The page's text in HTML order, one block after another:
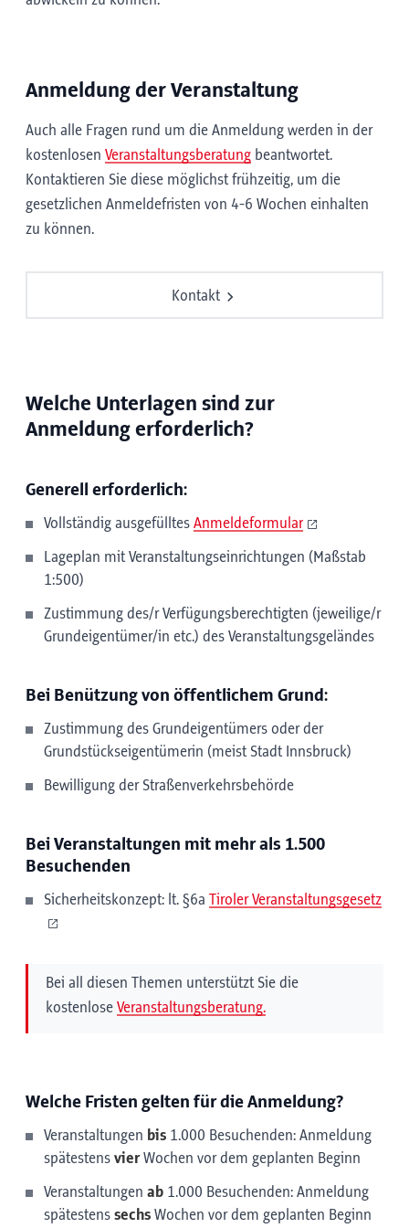
Anmeldung der Veranstaltung
Auch alle Fragen rund um die Anmeldung werden in der
kostenlosen Veranstaltungsberatung beantwortet.
Kontaktieren Sie diese möglichst frühzeitig, um die
gesetzlichen Anmeldefristen von 4-6 Wochen einhalten
zu können.
Kontakt
Welche Unterlagen sind zur
Anmeldung erforderlich?
Generell erforderlich:
Vollständig ausgefülltes Anmeldeformular
Lageplan mit Veranstaltungseinrichtungen (Maßstab
1:500)
Zustimmung des/r Verfügungsberechtigten (jeweilige/r
Grundeigentümer/in etc.) des Veranstaltungsgeländes
Bei Benützung von öffentlichem Grund:
Zustimmung des Grundeigentümers oder der
Grundstückseigentümerin (meist Stadt Innsbruck)
Bewilligung der Straßenverkehrsbehörde
Bei Veranstaltungen mit mehr als 1.500
Besuchenden
Sicherheitskonzept: lt. §6a Tiroler Veranstaltungsgesetz
Bei all diesen Themen unterstützt Sie die
kostenlose Veranstaltungsberatung.
Welche Fristen gelten für die Anmeldung?
Veranstaltungen bis 1.000 Besuchenden: Anmeldung
spätestens vierWochen vor dem geplanten Beginn
Veranstaltungen ab 1.000 Besuchenden: Anmeldung
spätestens sechs Wochen vor dem geplanten Beginn